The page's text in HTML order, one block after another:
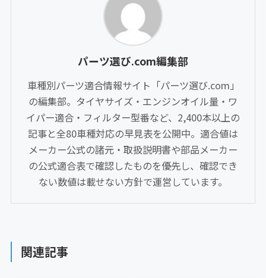
パーツ選び.com編集部
車種別パーツ適合情報サイト「パーツ選び.com」
の編集部。タイヤサイズ・エンジンオイル量・ワ
イパー適合・フィルター型番など、2,400本以上の
記事と全80車種対応の早見表を公開中。適合値は
メーカー公式の諸元・取扱説明書や部品メーカー
の公式適合表で確認したものを優先し、確認でき
ない数値は載せない方針で運営しています。
関連記事